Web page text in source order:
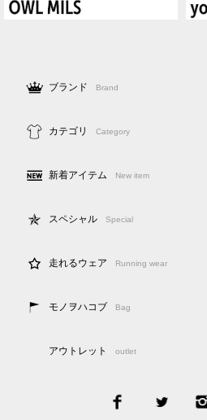
ブランド Brand
カテゴリ Category
新着アイテム New item
スペシャル Special
走れるウェア Running wear
モノヲハコブ Bag
アウトレット outlet